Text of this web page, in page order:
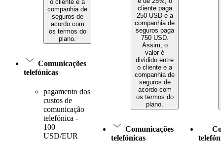
o cliente e a
companhia de
seguros de
acordo com
os termos do
plano.
Comunicações
telefónicas
pagamento dos
custos de
comunicação
telefónica -
100
USD/EUR
cliente paga
250 USD e a
companhia de
seguros paga
750 USD.
Assim, o
valor é
dividido entre
o cliente e a
companhia de
seguros de
acordo com
os termos do
plano.
Comunicações
telefónicas